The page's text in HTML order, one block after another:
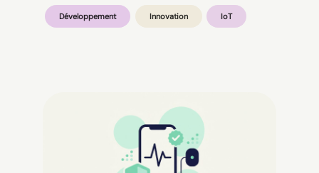
Développement Innovation IoT